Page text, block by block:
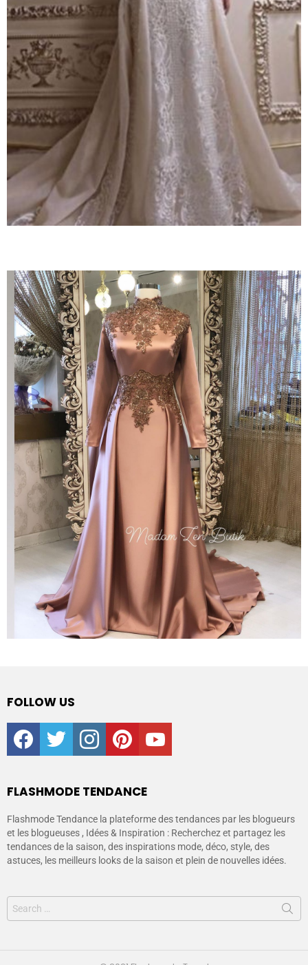
FOLLOW US
facebooktwitter instagrampinterestyoutube
FLASHMODE TENDANCE
Flashmode Tendance la plateforme des tendances par les blogueurs
et les blogueuses , Idées & Inspiration : Recherchez et partagez les
tendances de la saison, des inspirations mode, déco, style, des
astuces, les meilleurs looks de la saison et plein de nouvelles idées.